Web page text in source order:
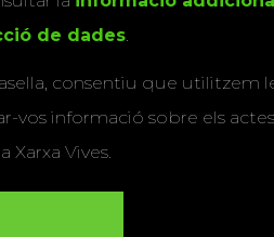
de dades.
consentiu que utilitzem
vos informació sobre els
Xarxa Vives.